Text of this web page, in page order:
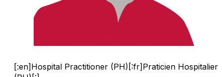
[:en]Hospital Practitioner (PH)[:fr]Praticien Hospitalier